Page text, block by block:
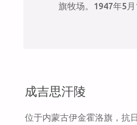
旗牧场。1947年5
成吉思汗陵
位于内蒙古伊金霍洛旗，抗